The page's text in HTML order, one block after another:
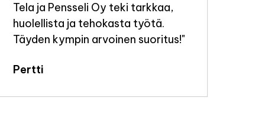
Tela ja Pensseli Oy teki tarkkaa,
huolellista ja tehokasta työtä.
Täyden kympin arvoinen suoritus!"
Pertti